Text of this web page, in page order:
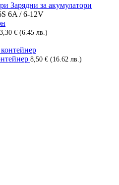
Зарядни за акумулатори
6A / 6-12V
3,30 € (6.45 лв.)
8,50 € (16.62 лв.)